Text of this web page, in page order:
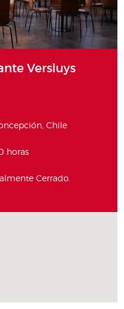
Versluys
Chile
horas
Cerrado.